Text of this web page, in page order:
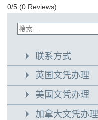
0/5 (0 Reviews)
联系方式
英国文凭办理
美国文凭办理
加拿大文凭办理